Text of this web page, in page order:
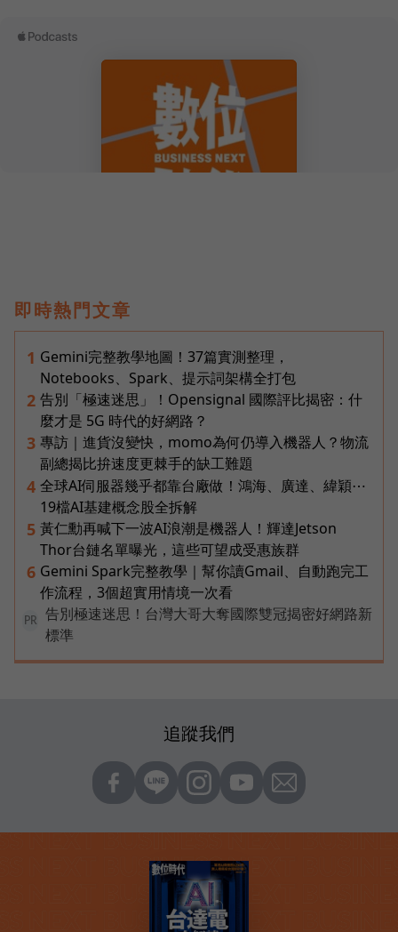
即時熱門文章
1 Gemini完整教學地圖！37篇實測整理，
Notebooks、Spark、提示詞架構全打包
2 告別「極速迷思」！Opensignal 國際評比揭密：什
麼才是 5G 時代的好網路？
3 專訪｜進貨沒變快，momo為何仍導入機器人？物流
副總揭比拚速度更棘手的缺工難題
4 全球AI伺服器幾乎都靠台廠做！鴻海、廣達、緯穎⋯
19檔AI基建概念股全拆解
5 黃仁勳再喊下一波AI浪潮是機器人！輝達Jetson
Thor台鏈名單曝光，這些可望成受惠族群
6 Gemini Spark完整教學｜幫你讀Gmail、自動跑完工
作流程，3個超實用情境一次看
PR
告別極速迷思！台灣大哥大奪國際雙冠揭密好網路新
標準
追蹤我們